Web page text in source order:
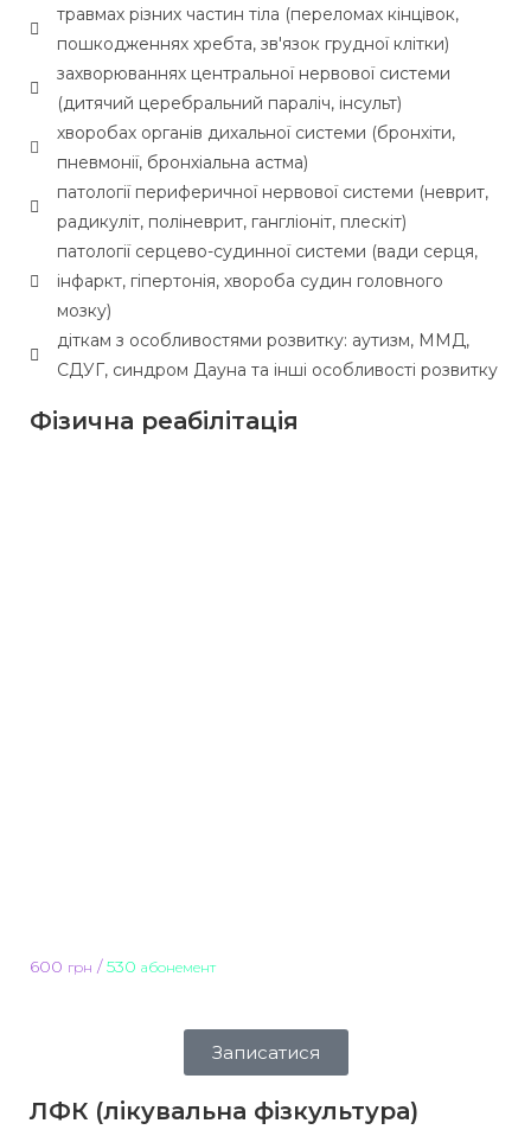
травмах різних частин тіла (переломах кінцівок,
пошкодженнях хребта, зв'язок грудної клітки)
захворюваннях центральної нервової системи
(дитячий церебральний параліч, інсульт)
хворобах органів дихальної системи (бронхіти,
пневмонії, бронхіальна астма)
патології периферичної нервової системи (неврит,
радикуліт, поліневрит, гангліоніт, плескіт)
патології серцево-судинної системи (вади серця,
інфаркт, гіпертонія, хвороба судин головного
мозку)
діткам з особливостями розвитку: аутизм, ММД,
СДУГ, синдром Дауна та інші особливості розвитку
Фізична реабілітація
600 грн /530 абонемент
Записатися
ЛФК (лікувальна фізкультура)